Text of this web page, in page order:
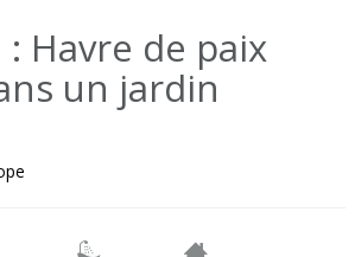
Havre de paix
un jardin